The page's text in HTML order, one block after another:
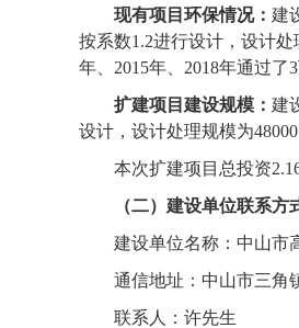
现有项目环保情况： 建
按系数1.2进行设计，设计处
年、 2015年、 2018年通过了3
扩建项目建设规模： 建
设计，设计处理规模为
本次扩建项目总投资
（二）建设单位联系方
建设单位名称：中山市
通信地址：中山市三角
联系人：许先生